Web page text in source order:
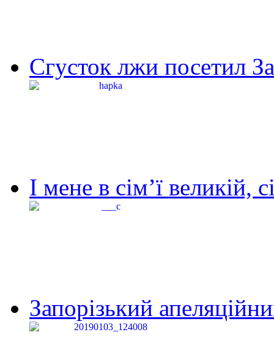
Сгусток лжи посетил
І мене в сім’ї великій,
Запорізький